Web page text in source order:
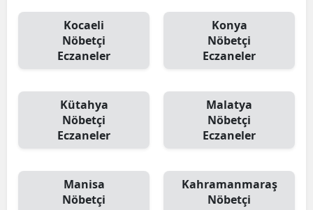
Kocaeli
Nöbetçi
Eczaneler
Konya
Nöbetçi
Eczaneler
Kütahya
Nöbetçi
Eczaneler
Malatya
Nöbetçi
Eczaneler
Manisa
Nöbetçi
Kahramanmaraş
Nöbetçi